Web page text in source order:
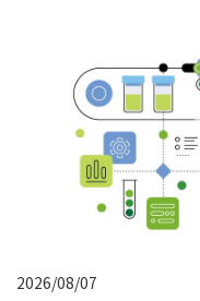
2026/08/07